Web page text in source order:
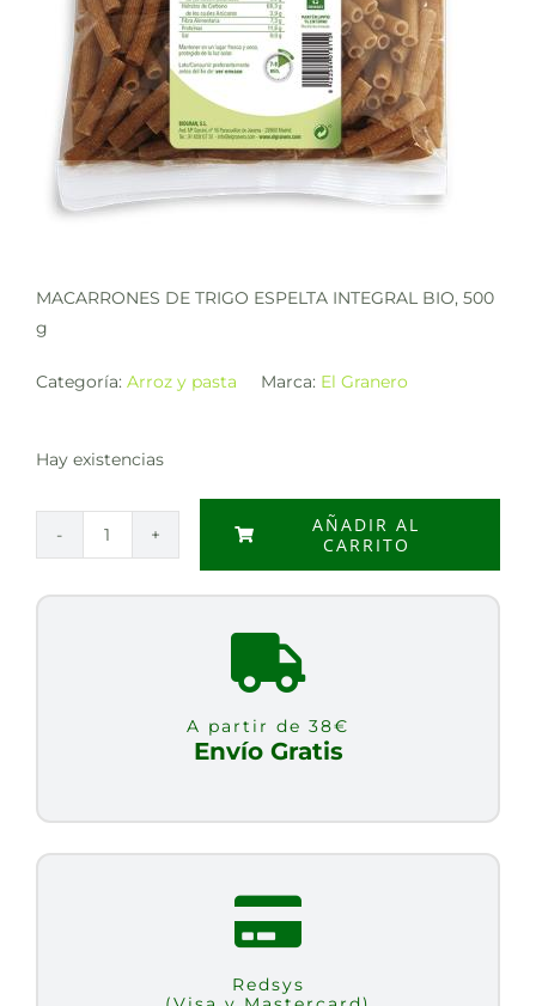
MACARRONES DE TRIGO ESPELTA INTEGRAL BIO, 500
g
Categoría: Arroz y pasta Marca: El Granero
Hay existencias
MACARRONES
AÑADIR AL
CARRITO
A partir de 38€
Envío Gratis
Redsys